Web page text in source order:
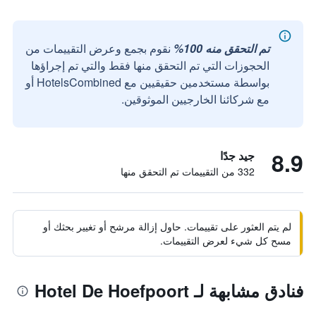
تم التحقق منه 100%
نقوم بجمع وعرض التقييمات من
الحجوزات التي تم التحقق منها فقط والتي تم إجراؤها
بواسطة مستخدمين حقيقيين مع HotelsCombined أو
مع شركائنا الخارجيين الموثوقين.
8.9 جيد جدًا
332 من التقييمات تم التحقق منها
لم يتم العثور على تقييمات. حاول إزالة مرشح أو تغيير بحثك أو
مسح كل شيء لعرض التقييمات.
فنادق مشابهة لـ Hotel De Hoefpoort